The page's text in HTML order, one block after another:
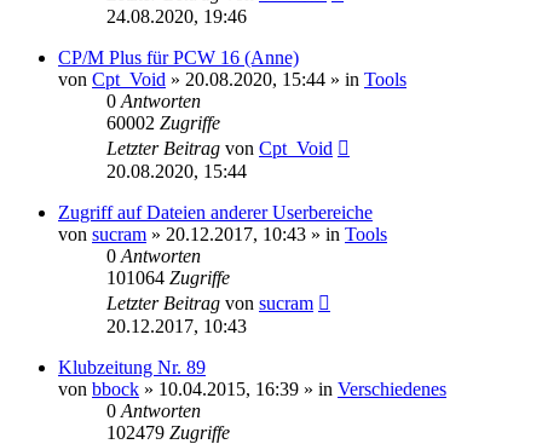
24.08.2020, 19:46
CP/M Plus für PCW 16 (Anne)
von Cpt_Void » 20.08.2020, 15:44 » in Tools
0 Antworten
60002 Zugriffe
Letzter Beitrag von Cpt_Void
20.08.2020, 15:44
Zugriff auf Dateien anderer Userbereiche
von sucram » 20.12.2017, 10:43 » in Tools
0 Antworten
101064 Zugriffe
Letzter Beitrag von sucram
20.12.2017, 10:43
Klubzeitung Nr. 89
von bbock » 10.04.2015, 16:39 » in Verschiedenes
0 Antworten
102479 Zugriffe